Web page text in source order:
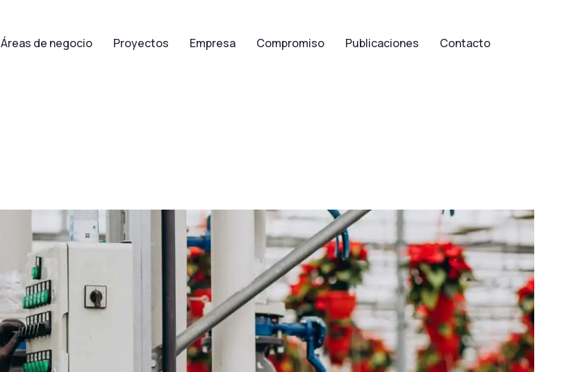
Áreas de negocio Proyectos Empresa Compromiso Publicaciones Contacto